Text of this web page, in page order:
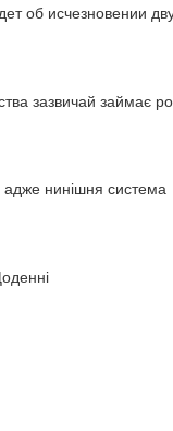
об исчезновении
зазвичай займає
адже нинішня система